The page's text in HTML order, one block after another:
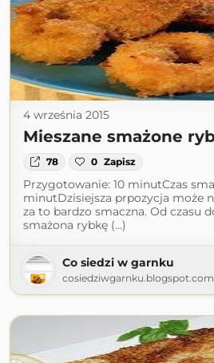
4 września 2015
Mieszane smażone
78 0 Zapisz
Przygotowanie: 10 minutCzas
minutDzisiejsza prpozycja może
za to bardzo smaczna. Od czasu
smażona rybkę (...)
Co siedzi w garnku
cosiedziwgarnku.blogspot.com